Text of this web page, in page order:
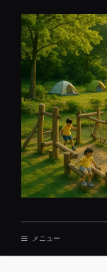
メニュー